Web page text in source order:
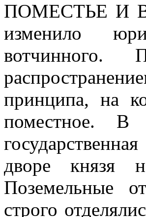
ПОМЕСТЬЕ И
изменило
вотчинного.
принципа, на
поместное.
дворе князя
Поземельные
строго